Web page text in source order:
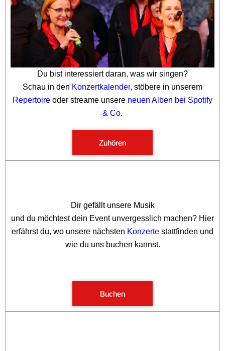
Du bist interessiert daran, was wir singen?
Schau in den Konzertkalender, stöbere in unserem
Repertoire oder streame unsere neuen Alben bei Spotify
& Co.
Zuhören
Dir gefällt unsere Musik
und du möchtest dein Event unvergesslich machen? Hier
erfährst du, wo unsere nächsten Konzerte stattfinden und
wie du uns buchen kannst.
Buchen